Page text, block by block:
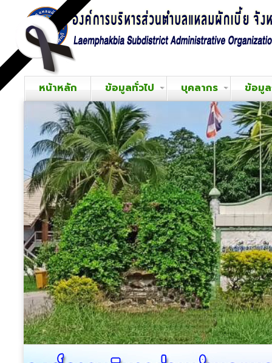
หน้าหลัก ข้อมูลทั่วไป บุคลากร ข้อมู